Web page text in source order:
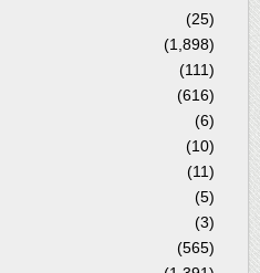
(25)
(1,898)
(111)
(616)
(6)
(10)
(11)
(5)
(3)
(565)